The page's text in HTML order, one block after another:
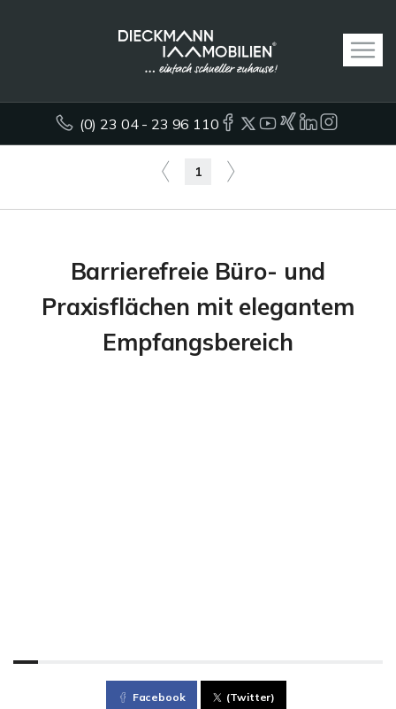
(0) 23 04 - 23 96 110
1
Barrierefreie Büro- und
Praxisflächen mit elegantem
Empfangsbereich
Facebook (Twitter)